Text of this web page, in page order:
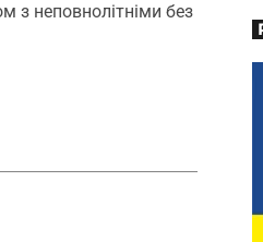
з неповнолітніми без